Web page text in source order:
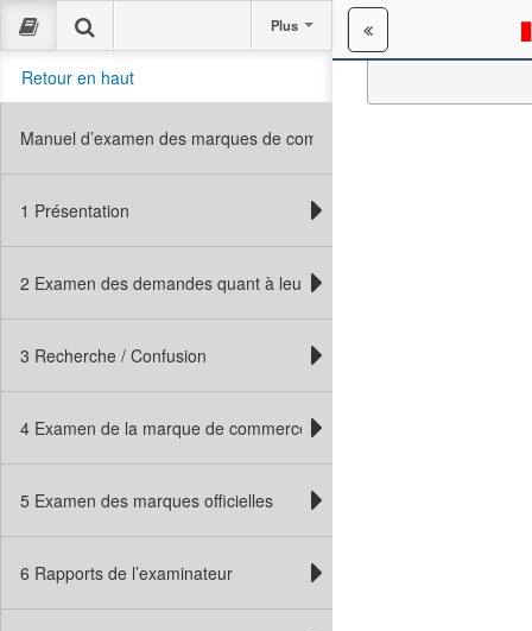
Plus
Retour en haut
Manuel d’examen des marques de commerce
1 Présentation
2 Examen des demandes quant à leur forme
3 Recherche / Confusion
4 Examen de la marque de commerce
5 Examen des marques officielles
6 Rapports de l’examinateur